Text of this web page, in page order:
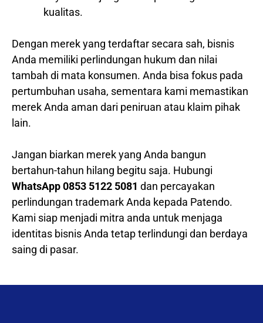
kualitas.
Dengan merek yang terdaftar secara sah, bisnis
Anda memiliki perlindungan hukum dan nilai
tambah di mata konsumen. Anda bisa fokus pada
pertumbuhan usaha, sementara kami memastikan
merek Anda aman dari peniruan atau klaim pihak
lain.
Jangan biarkan merek yang Anda bangun
bertahun-tahun hilang begitu saja. Hubungi
WhatsApp 0853 5122 5081 dan percayakan
perlindungan trademark Anda kepada Patendo.
Kami siap menjadi mitra anda untuk menjaga
identitas bisnis Anda tetap terlindungi dan berdaya
saing di pasar.